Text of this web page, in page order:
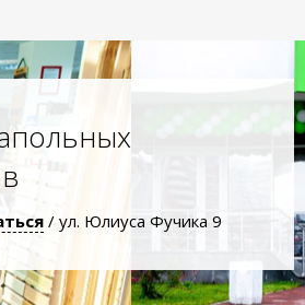
/ ул. Юлиуса Фучика 9